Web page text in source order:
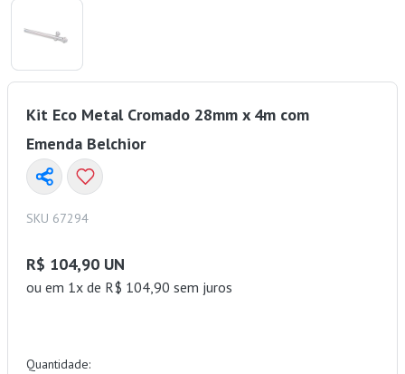
Kit Eco Metal Cromado 28mm x 4m com
Emenda Belchior
SKU 67294
R$ 104,90 UN
ou em 1x de R$ 104,90 sem juros
Quantidade: